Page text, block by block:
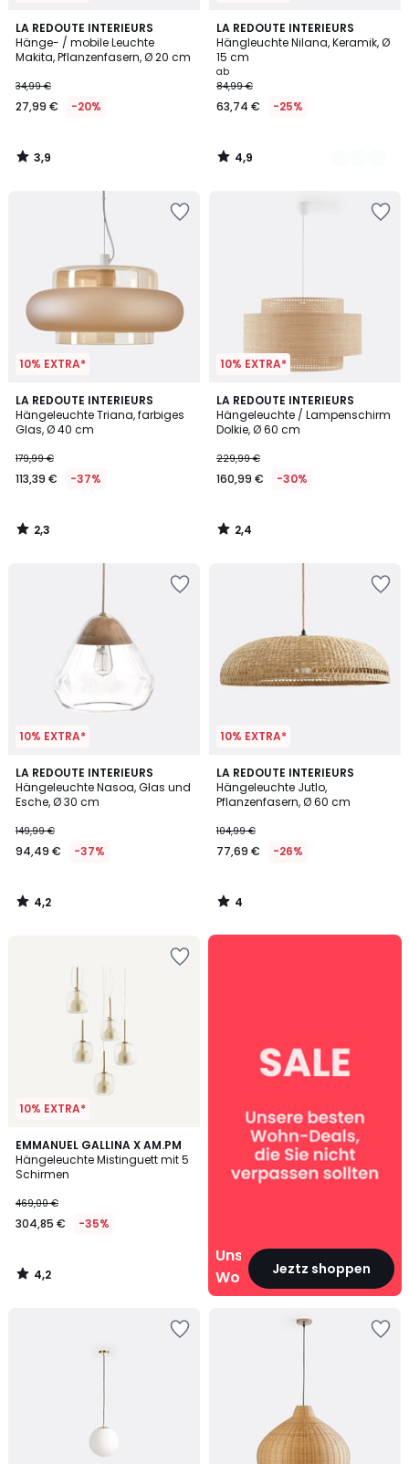
LA REDOUTE INTERIEURS
Hänge- / mobile Leuchte
Makita, Pflanzenfasern, Ø 20 cm
34,99 €
27,99 € -20%
3,9
/ 5
3,9
/
LA REDOUTE INTERIEURS
Hängleuchte Nilana, Keramik, Ø
15 cm
ab
84,99 €
63,74 € -25%
4,9
/ 5
5
Farben
4,9
/
10% EXTRA*
LA REDOUTE INTERIEURS
Hängeleuchte Triana, farbiges
Glas, Ø 40 cm
179,99 €
113,39 € -37%
2,3
/ 5
2,3
/
10% EXTRA*
LA REDOUTE INTERIEURS
Hängeleuchte / Lampenschirm
Dolkie, Ø 60 cm
229,99 €
160,99 € -30%
2,4
/ 5
2,4
/
10% EXTRA*
LA REDOUTE INTERIEURS
Hängeleuchte Nasoa, Glas und
Esche, Ø 30 cm
149,99 €
94,49 € -37%
4,2
/ 5
4,2
/
10% EXTRA*
LA REDOUTE INTERIEURS
Hängeleuchte Jutlo,
Pflanzenfasern, Ø 60 cm
104,99 €
77,69 € -26%
4
/
5
4
/
10% EXTRA*
EMMANUEL GALLINA X AM.PM
Hängeleuchte Mistinguett mit 5
Schirmen
469,00 €
304,85 € -35%
4,2
/ 5
4,2
/
Unsere
Wohn‑DealsJeztz shoppen
Unsere